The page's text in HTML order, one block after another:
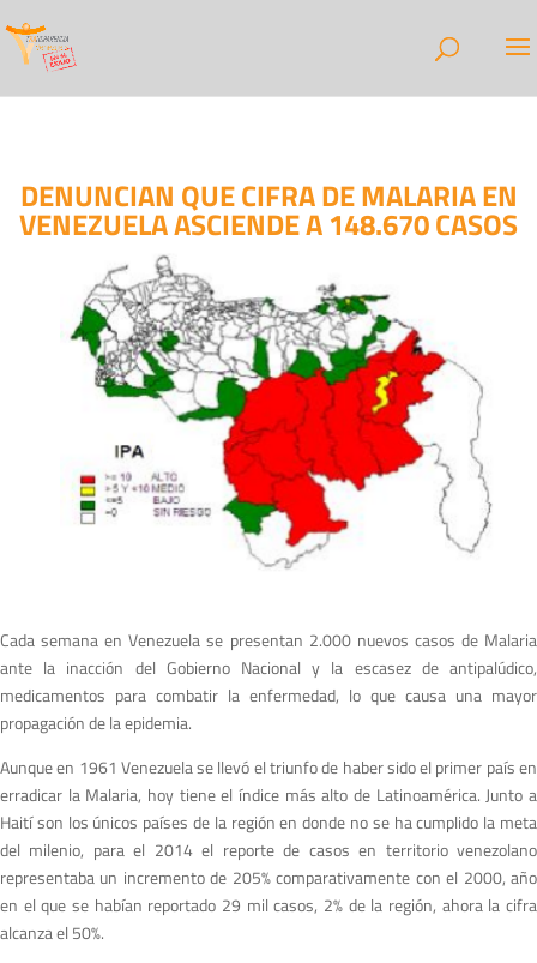
DENUNCIAN QUE CIFRA DE MALARIA EN
VENEZUELA ASCIENDE A 148.670 CASOS
Cada semana en Venezuela se presentan 2.000 nuevos casos de Malaria
ante la inacción del Gobierno Nacional y la escasez de antipalúdico,
medicamentos para combatir la enfermedad, lo que causa una mayor
propagación de la epidemia.
Aunque en 1961 Venezuela se llevó el triunfo de haber sido el primer país en
erradicar la Malaria, hoy tiene el índice más alto de Latinoamérica. Junto a
Haití son los únicos países de la región en donde no se ha cumplido la meta
del milenio, para el 2014 el reporte de casos en territorio venezolano
representaba un incremento de 205% comparativamente con el 2000, año
en el que se habían reportado 29 mil casos, 2% de la región, ahora la cifra
alcanza el 50%.